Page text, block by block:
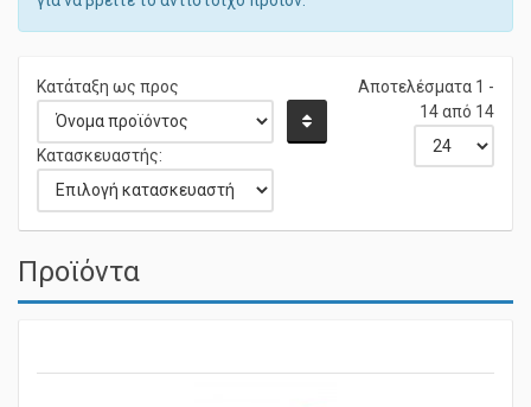
για να βρείτε το αντίστοιχο προϊόν.
Κατάταξη ως προς
Κατασκευαστής:
Αποτελέσματα 1 -
14 από 14
Προϊόντα